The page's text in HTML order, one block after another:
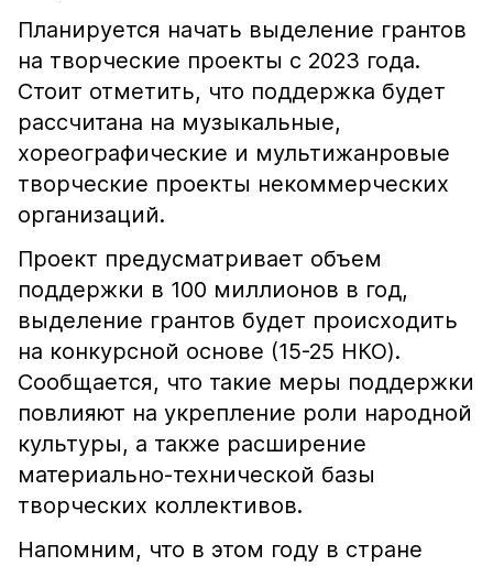
Планируется начать выделение грантов
на творческие проекты с 2023 года.
Стоит отметить, что поддержка будет
рассчитана на музыкальные,
хореографические и мультижанровые
творческие проекты некоммерческих
организаций.
Проект предусматривает объем
поддержки в 100 миллионов в год,
выделение грантов будет происходить
на конкурсной основе (15-25 НКО).
Сообщается, что такие меры поддержки
повлияют на укрепление роли народной
культуры, а также расширение
материально-технической базы
творческих коллективов.
Напомним, что в этом году в стране